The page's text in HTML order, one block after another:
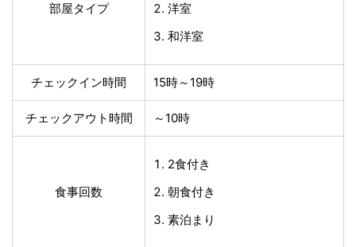
部屋タイプ
洋室
和洋室
チェックイン時間 15時～19時
チェックアウト時間 ～10時
食事回数
2食付き
朝食付き
素泊まり